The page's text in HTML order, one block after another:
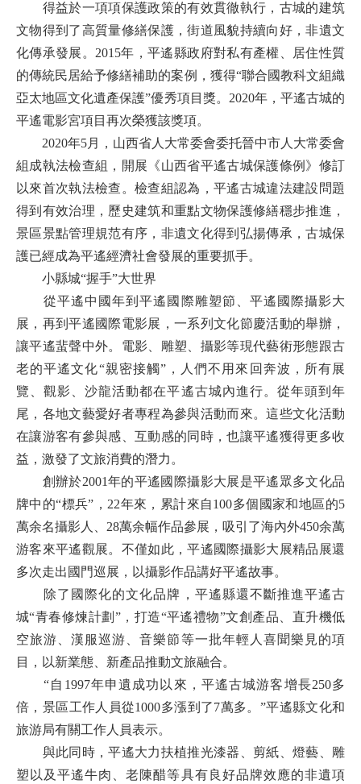
得益於一項項保護政策的有效貫徹執行，古城的建筑
文物得到了高質量修繕保護，街道風貌持續向好，非遺文
化傳承發展。2015年，平遙縣政府對私有產權、居住性質
的傳統民居給予修繕補助的案例，獲得“聯合國教科文組織
亞太地區文化遺產保護”優秀項目獎。2020年，平遙古城的
平遙電影宮項目再次榮獲該獎項。
2020年5月，山西省人大常委會委托晉中市人大常委會
組成執法檢查組，開展《山西省平遙古城保護條例》修訂
以來首次執法檢查。檢查組認為，平遙古城違法建設問題
得到有效治理，歷史建筑和重點文物保護修繕穩步推進，
景區景點管理規范有序，非遺文化得到弘揚傳承，古城保
護已經成為平遙經濟社會發展的重要抓手。
小縣城“握手”大世界
從平遙中國年到平遙國際雕塑節、平遙國際攝影大
展，再到平遙國際電影展，一系列文化節慶活動的舉辦，
讓平遙蜚聲中外。電影、雕塑、攝影等現代藝術形態跟古
老的平遙文化“親密接觸”，人們不用來回奔波，所有展
覽、觀影、沙龍活動都在平遙古城內進行。從年頭到年
尾，各地文藝愛好者專程為參與活動而來。這些文化活動
在讓游客有參與感、互動感的同時，也讓平遙獲得更多收
益，激發了文旅消費的潛力。
創辦於2001年的平遙國際攝影大展是平遙眾多文化品
牌中的“標兵”，22年來，累計來自100多個國家和地區的5
萬余名攝影人、28萬余幅作品參展，吸引了海內外450余萬
游客來平遙觀展。不僅如此，平遙國際攝影大展精品展還
多次走出國門巡展，以攝影作品講好平遙故事。
除了國際化的文化品牌，平遙縣還不斷推進平遙古
城“青春修煉計劃”，打造“平遙禮物”文創產品、直升機低
空旅游、漢服巡游、音樂節等一批年輕人喜聞樂見的項
目，以新業態、新產品推動文旅融合。
“自1997年申遺成功以來，平遙古城游客增長250多
倍，景區工作人員從1000多漲到了7萬多。”平遙縣文化和
旅游局有關工作人員表示。
與此同時，平遙大力扶植推光漆器、剪紙、燈藝、雕
塑以及平遙牛肉、老陳醋等具有良好品牌效應的非遺項